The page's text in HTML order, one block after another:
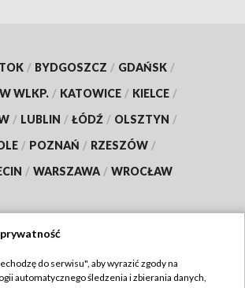
/ BYDGOSZCZ / GDAŃSK /
WLKP. / KATOWICE / KIELCE /
/ LUBLIN / ŁÓDŹ / OLSZTYN /
/ POZNAŃ / RZESZÓW /
/ WARSZAWA / WROCŁAW
TVP
do serwisu", aby wyrazić zgody na
automatycznego śledzenia i zbierania danych,